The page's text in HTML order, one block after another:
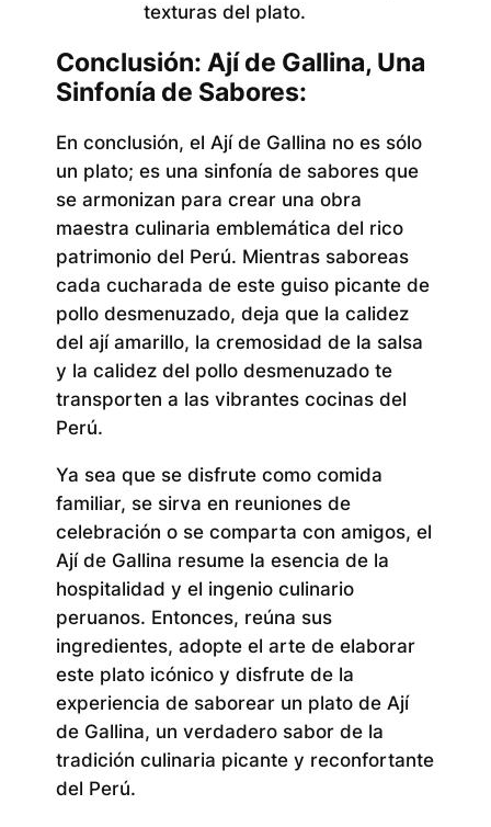
texturas del plato.
Conclusión: Ají de Gallina, Una
Sinfonía de Sabores:
En conclusión, el Ají de Gallina no es sólo
un plato; es una sinfonía de sabores que
se armonizan para crear una obra
maestra culinaria emblemática del rico
patrimonio del Perú. Mientras saboreas
cada cucharada de este guiso picante de
pollo desmenuzado, deja que la calidez
del ají amarillo, la cremosidad de la salsa
y la calidez del pollo desmenuzado te
transporten a las vibrantes cocinas del
Perú.
Ya sea que se disfrute como comida
familiar, se sirva en reuniones de
celebración o se comparta con amigos, el
Ají de Gallina resume la esencia de la
hospitalidad y el ingenio culinario
peruanos. Entonces, reúna sus
ingredientes, adopte el arte de elaborar
este plato icónico y disfrute de la
experiencia de saborear un plato de Ají
de Gallina, un verdadero sabor de la
tradición culinaria picante y reconfortante
del Perú.